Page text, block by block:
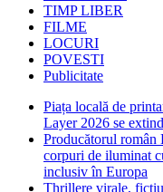
TIMP LIBER
FILME
LOCURI
POVESTI
Publicitate
Piața locală de
Layer 2026 se
Producătorul român
corpuri de iluminat
inclusiv în Europa
Thrillere virale,